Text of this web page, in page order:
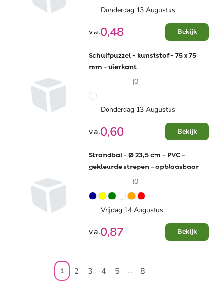
Donderdag 13 Augustus
v.a.0,48 Bekijk
Schuifpuzzel - kunststof - 75 x 75
mm - vierkant
(0)
Donderdag 13 Augustus
v.a.0,60 Bekijk
Strandbal - Ø 23,5 cm - PVC -
gekleurde strepen - opblaasbaar
(0)
Vrijdag 14 Augustus
v.a.0,87 Bekijk
1 2 3 4 5 ... 8